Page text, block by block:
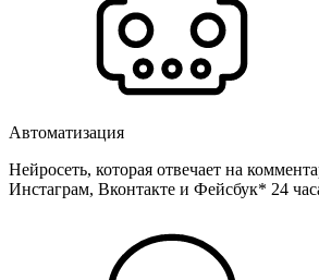
Автоматизация
Нейросеть, которая отвечает на
Инстаграм, Вконтакте и Фейсбук* 24